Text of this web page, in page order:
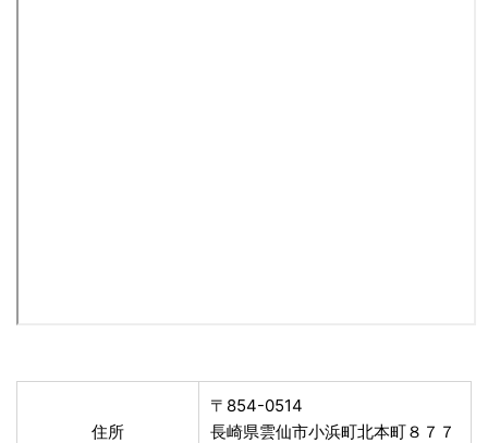
住所
〒854-0514
長崎県雲仙市小浜町北本町８７７